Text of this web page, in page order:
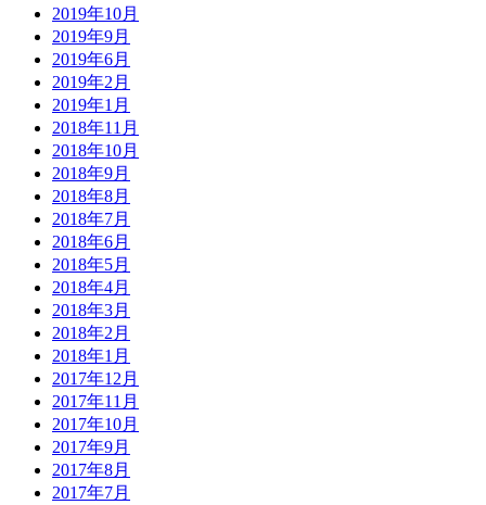
2019年10月
2019年9月
2019年6月
2019年2月
2019年1月
2018年11月
2018年10月
2018年9月
2018年8月
2018年7月
2018年6月
2018年5月
2018年4月
2018年3月
2018年2月
2018年1月
2017年12月
2017年11月
2017年10月
2017年9月
2017年8月
2017年7月